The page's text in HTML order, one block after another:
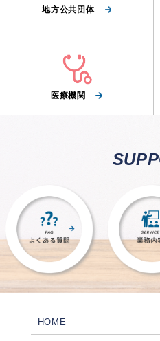
地方公共団体
医療機関
HOME